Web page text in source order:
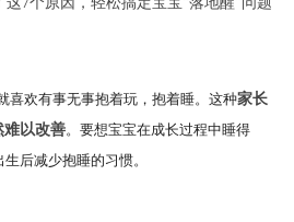
喜欢有事无事抱着玩，抱着睡。这种家长
难以改善。要想宝宝在成长过程中睡得
后减少抱睡的习惯。